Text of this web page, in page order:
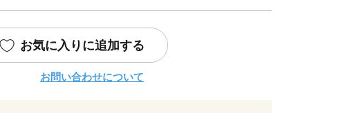
お気に入りに追加する
お問い合わせについて